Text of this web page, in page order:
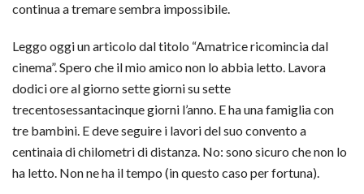
continua a tremare sembra impossibile.
Leggo oggi un articolo dal titolo “Amatrice ricomincia dal
cinema”. Spero che il mio amico non lo abbia letto. Lavora
dodici ore al giorno sette giorni su sette
trecentosessantacinque giorni l’anno. E ha una famiglia con
tre bambini. E deve seguire i lavori del suo convento a
centinaia di chilometri di distanza. No: sono sicuro che non lo
ha letto. Non ne ha il tempo (in questo caso per fortuna).